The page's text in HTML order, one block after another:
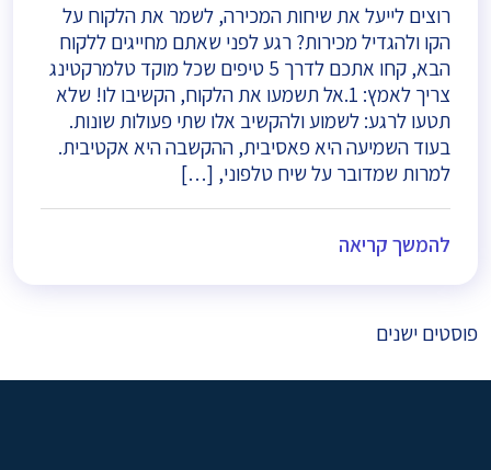
רוצים לייעל את שיחות המכירה, לשמר את הלקוח על
הקו ולהגדיל מכירות? רגע לפני שאתם מחייגים ללקוח
הבא, קחו אתכם לדרך 5 טיפים שכל מוקד טלמרקטינג
צריך לאמץ: 1.אל תשמעו את הלקוח, הקשיבו לו! שלא
תטעו לרגע: לשמוע ולהקשיב אלו שתי פעולות שונות.
בעוד השמיעה היא פאסיבית, ההקשבה היא אקטיבית.
למרות שמדובר על שיח טלפוני, […]
להמשך קריאה
ניווט
פוסטים ישנים